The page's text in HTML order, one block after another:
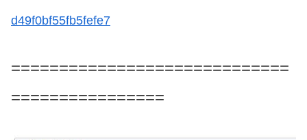
d49f0bf55fb5fefe7
=============================
================